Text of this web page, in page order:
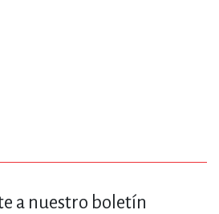
a nuestro boletín